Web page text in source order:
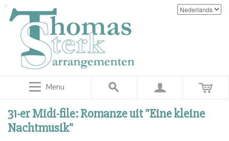
Menu
31-er Midi-file: Romanze uit "Eine kleine
Nachtmusik"